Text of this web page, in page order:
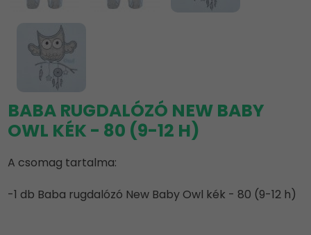
BABA RUGDALÓZÓ NEW BABY
OWL KÉK - 80 (9-12 H)
A csomag tartalma:
-1 db Baba rugdalózó New Baby Owl kék - 80 (9-12 h)